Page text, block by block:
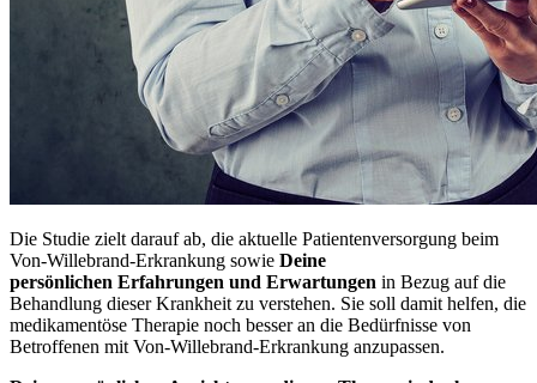
Die Studie zielt darauf ab, die aktuelle Patientenversorgung beim
Von-Willebrand-Erkrankung sowie Deine
persönlichen Erfahrungen und Erwartungen in Bezug auf die
Behandlung dieser Krankheit zu verstehen. Sie soll damit helfen, die
medikamentöse Therapie noch besser an die Bedürfnisse von
Betroffenen mit Von-Willebrand-Erkrankung anzupassen.